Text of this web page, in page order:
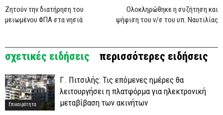
Ζητούν την διατήρηση του
μειωμένου ΦΠΑ στα νησιά
Ολοκληρώθηκε η συζήτηση και
ψήφιση του ν/σ του υπ. Ναυτιλίας
σχετικές ειδήσεις περισσότερες ειδήσεις
Επικαιρότητα
Γ. Πιτσιλής: Τις επόμενες ημέρες θα
λειτουργήσει η πλατφόρμα για ηλεκτρονική
μεταβίβαση των ακινήτων